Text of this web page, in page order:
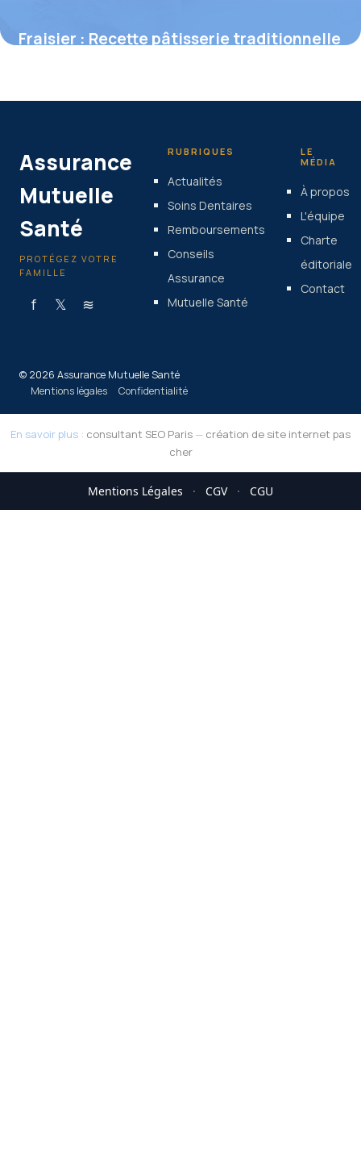
Fraisier : Recette pâtisserie traditionnelle
Assurance
Mutuelle
Santé
PROTÉGEZ VOTRE
FAMILLE
f 𝕏 ≋
RUBRIQUES
Actualités
Soins Dentaires
Remboursements
Conseils
Assurance
Mutuelle Santé
LE
MÉDIA
À propos
L'équipe
Charte
éditoriale
Contact
© 2026 Assurance Mutuelle Santé
Mentions légales
Confidentialité
En savoir plus : consultant SEO Paris — création de site internet pas
cher
Mentions Légales · CGV · CGU